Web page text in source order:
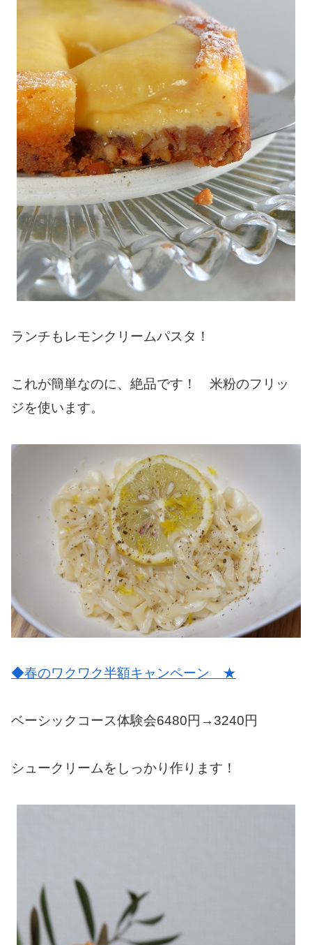
ランチもレモンクリームパスタ！
これが簡単なのに、絶品です！ 米粉のフリッ
ジを使います。
◆春のワクワク半額キャンペーン ★
ベーシックコース体験会6480円→3240円
シュークリームをしっかり作ります！